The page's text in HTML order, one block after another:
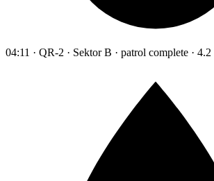
04:11 · QR-2 · Sektor B · patrol complete ·